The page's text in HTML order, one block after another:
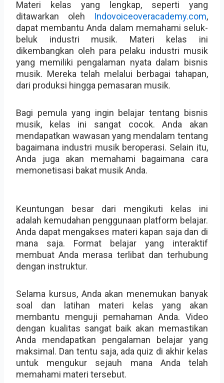
Materi kelas yang lengkap, seperti yang
ditawarkan oleh
Indovoiceoveracademy.com,
dapat membantu Anda dalam memahami seluk-
beluk industri musik. Materi kelas ini
dikembangkan oleh para pelaku industri musik
yang memiliki pengalaman nyata dalam bisnis
musik. Mereka telah melalui berbagai tahapan,
dari produksi hingga pemasaran musik.
Bagi pemula yang ingin belajar tentang bisnis
musik, kelas ini sangat cocok. Anda akan
mendapatkan wawasan yang mendalam tentang
bagaimana industri musik beroperasi. Selain itu,
Anda juga akan memahami bagaimana cara
memonetisasi bakat musik Anda.
Keuntungan besar dari mengikuti kelas ini
adalah kemudahan penggunaan platform belajar.
Anda dapat mengakses materi kapan saja dan di
mana saja. Format belajar yang interaktif
membuat Anda merasa terlibat dan terhubung
dengan instruktur.
Selama kursus, Anda akan menemukan banyak
soal dan latihan materi kelas yang akan
membantu menguji pemahaman Anda. Video
dengan kualitas sangat baik akan memastikan
Anda mendapatkan pengalaman belajar yang
maksimal. Dan tentu saja, ada quiz di akhir kelas
untuk mengukur sejauh mana Anda telah
memahami materi tersebut.